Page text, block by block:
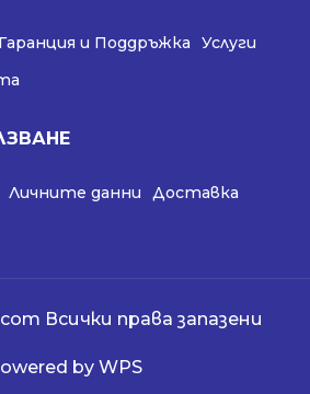
Гаранция и Поддръжка
Услуги
Личните данни
Доставка
Всички права запазени
by WPS